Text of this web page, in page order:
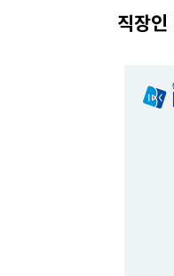
직장인